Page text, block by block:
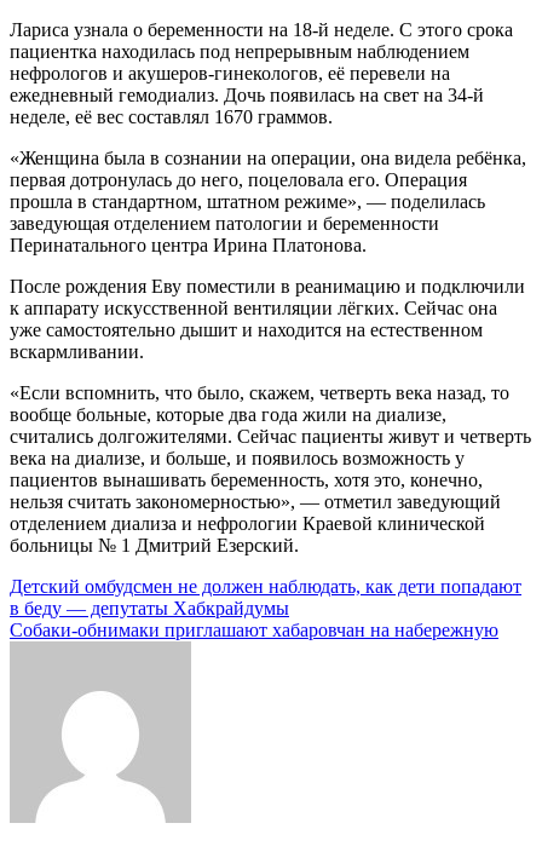
Лариса узнала о беременности на 18-й неделе. С этого срока
пациентка находилась под непрерывным наблюдением
нефрологов и акушеров-гинекологов, её перевели на
ежедневный гемодиализ. Дочь появилась на свет на 34-й
неделе, её вес составлял 1670 граммов.
«Женщина была в сознании на операции, она видела ребёнка,
первая дотронулась до него, поцеловала его. Операция
прошла в стандартном, штатном режиме», — поделилась
заведующая отделением патологии и беременности
Перинатального центра Ирина Платонова.
После рождения Еву поместили в реанимацию и подключили
к аппарату искусственной вентиляции лёгких. Сейчас она
уже самостоятельно дышит и находится на естественном
вскармливании.
«Если вспомнить, что было, скажем, четверть века назад, то
вообще больные, которые два года жили на диализе,
считались долгожителями. Сейчас пациенты живут и четверть
века на диализе, и больше, и появилось возможность у
пациентов вынашивать беременность, хотя это, конечно,
нельзя считать закономерностью», — отметил заведующий
отделением диализа и нефрологии Краевой клинической
больницы № 1 Дмитрий Езерский.
Навигация
по
Детский омбудсмен не должен наблюдать, как дети попадают
в беду — депутаты Хабкрайдумы
Собаки-обнимаки приглашают хабаровчан на набережную